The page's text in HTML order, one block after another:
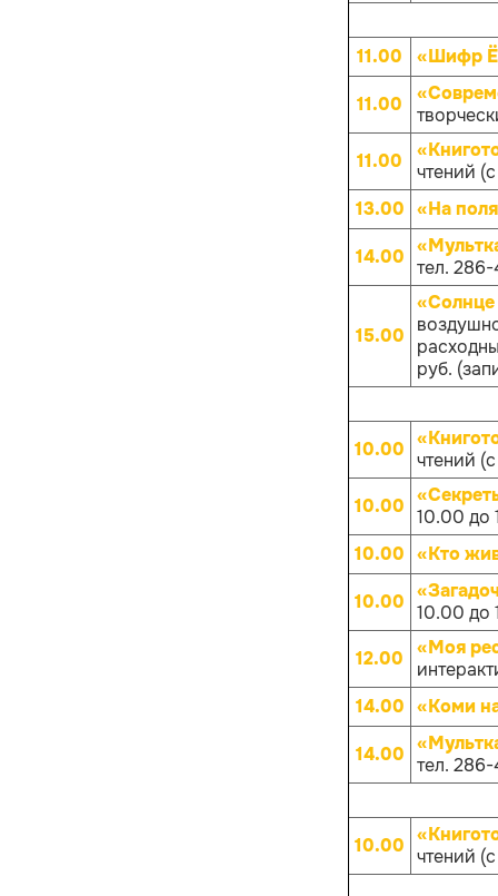
11.00 «Шифр
11.00
11.00
чтений
13.00 «На
14.00 тел.
15.00
руб.
10.00 чтений
10.00 10.00 до
10.00 «Кто
10.00 10.00 до
12.00
«Моя
14.00 «Коми
14.00 тел.
10.00 чтений